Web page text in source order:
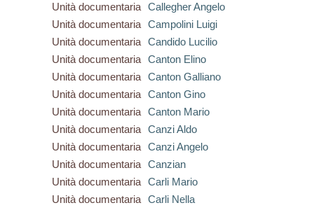
Unità documentaria
Callegher Angelo
Unità documentaria
Campolini Luigi
Unità documentaria
Candido Lucilio
Unità documentaria
Canton Elino
Unità documentaria
Canton Galliano
Unità documentaria
Canton Gino
Unità documentaria
Canton Mario
Unità documentaria
Canzi Aldo
Unità documentaria
Canzi Angelo
Unità documentaria
Canzian
Unità documentaria
Carli Mario
Unità documentaria
Carli Nella